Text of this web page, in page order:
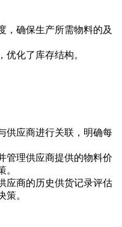
，确保生产所需物料的及
优化了库存结构。
供应商进行关联，明确每
管理供应商提供的物料价
。
应商的历史供货记录评估
策。